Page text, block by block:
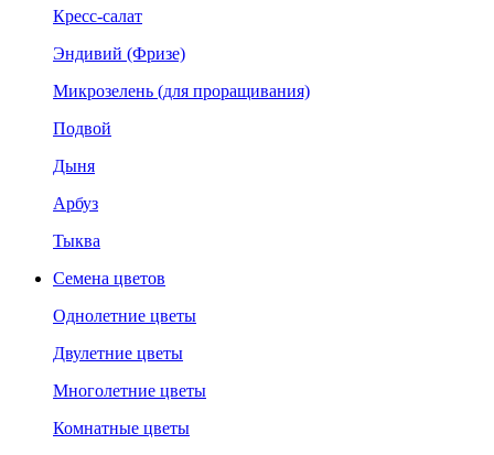
Кресс-салат
Эндивий (Фризе)
Микрозелень (для проращивания)
Подвой
Дыня
Арбуз
Тыква
Семена цветов
Однолетние цветы
Двулетние цветы
Многолетние цветы
Комнатные цветы